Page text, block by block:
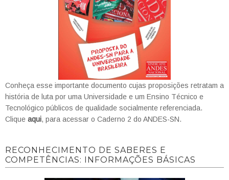
Conheça esse importante documento cujas proposições retratam a
história de luta por uma Universidade e um Ensino Técnico e
Tecnológico públicos de qualidade socialmente referenciada.
Clique aqui, para acessar o Caderno 2 do ANDES-SN.
RECONHECIMENTO DE SABERES E
COMPETÊNCIAS: INFORMAÇÕES BÁSICAS